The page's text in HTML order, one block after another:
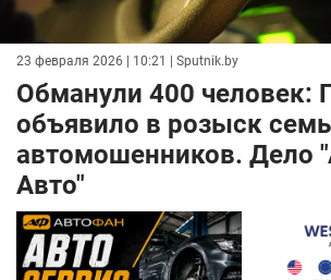
23 февраля 2026 | 10:21 | Sputnik.by
Обманули 400 человек:
объявило в розыск
автомошенников. Дело
Авто"